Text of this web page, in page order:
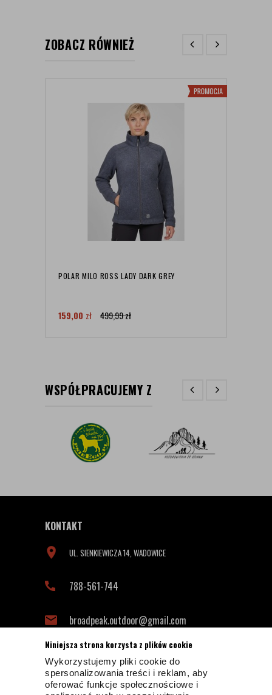
Niniejsza strona korzysta z plików cookie
Wykorzystujemy pliki cookie do
spersonalizowania treści i reklam, aby
oferować funkcje społecznościowe i
ZOBACZ RÓWNIEŻ
POLAR MILO ROSS LADY DARK GREY
159,00 zł 499,99zł
WSPÓŁPRACUJEMY Z
KONTAKT
UL. SIENKIEWICZA 14, WADOWICE
788-561-744
broadpeak.outdoor@gmail.com
INFORMACJE KONTAKTOWE